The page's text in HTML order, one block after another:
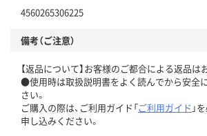
4560265306225
備考（ご注意）
【返品について】お客様のご都合による返品は
●使用時は取扱説明書をよく読んでから安全
さい。
ご購入の際は、ご利用ガイド「ご利用ガイド 」
申し込みください。